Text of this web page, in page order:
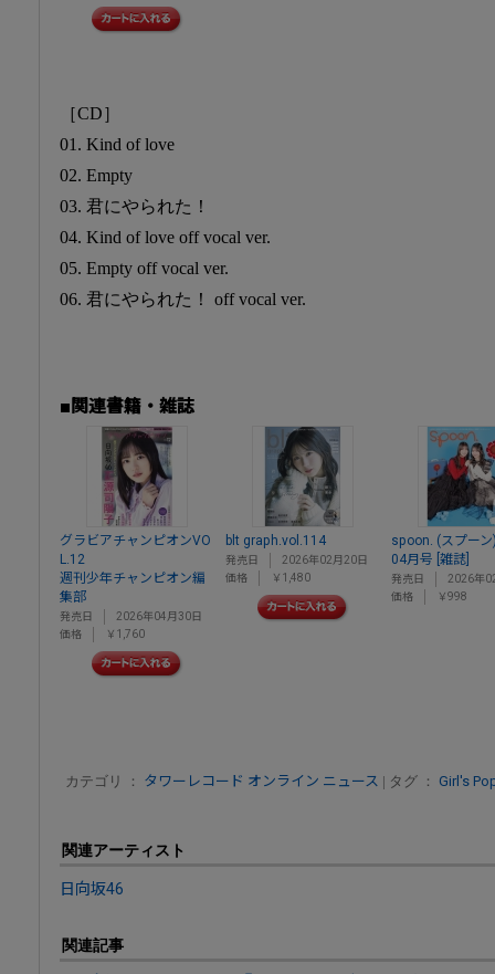
［CD］
01. Kind of love
02. Empty
03. 君にやられた！
04. Kind of love off vocal ver.
05. Empty off vocal ver.
06. 君にやられた！ off vocal ver.
■関連書籍・雑誌
グラビアチャンピオンVO
L.12
週刊少年チャンピオン編
集部
発売日
2026年04月30日
価格
￥1,760
blt graph.vol.114
発売日
2026年02月20日
価格
￥1,480
spoon. (スプー
04月号 [雑誌]
発売日
2026年
価格
￥998
カテゴリ ： タワーレコード オンライン ニュース | タグ ： Girl's
関連アーティスト
日向坂46
関連記事